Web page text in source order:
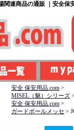
関連商品の通販 ｜安全保
安全 保安用品.com >
MISEL（魅）シリーズ
安全 保安用品.com >
ガードポールメッセ >